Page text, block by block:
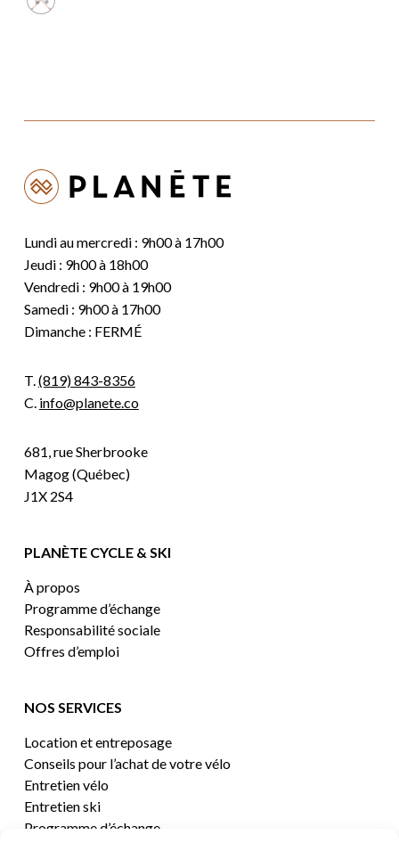
Lundi au mercredi : 9h00 à 17h00
Jeudi : 9h00 à 18h00
Vendredi : 9h00 à 19h00
Samedi : 9h00 à 17h00
Dimanche : FERMÉ
T.(819) 843-8356
C. info@planete.co
681, rue Sherbrooke
Magog (Québec)
J1X 2S4
PLANÈTE CYCLE & SKI
À propos
Programme d’échange
Responsabilité sociale
Offres d’emploi
NOS SERVICES
Location et entreposage
Conseils pour l’achat de votre vélo
Entretien vélo
Entretien ski
Programme d’échange